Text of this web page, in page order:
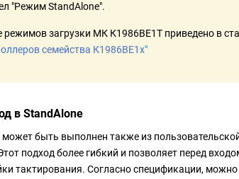
"Режим StandAlone".
режимов загрузки МК К1986ВЕ1Т приведено в
семейства К1986ВЕ1x"
в StandAlone
быть выполнен также из
Этот подход более гибкий и позволяет перед
тактирования. Согласно спецификации,